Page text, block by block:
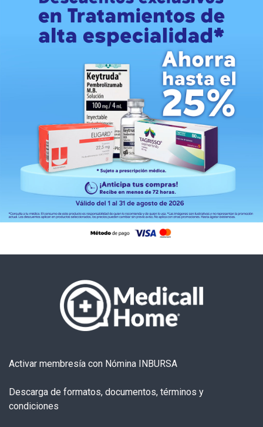
Activar membresía con Nómina INBURSA
Descarga de formatos, documentos, términos y
condiciones